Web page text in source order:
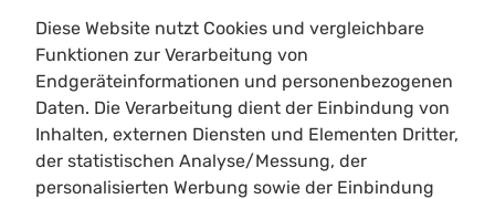
Limitloot
Roadmap
Diese Website nutzt Cookies und vergleichbare
Funktionen zur Verarbeitung von
Endgeräteinformationen und personenbezogenen
Daten. Die Verarbeitung dient der Einbindung von
Inhalten, externen Diensten und Elementen Dritter,
der statistischen Analyse/Messung, der
personalisierten Werbung sowie der Einbindung